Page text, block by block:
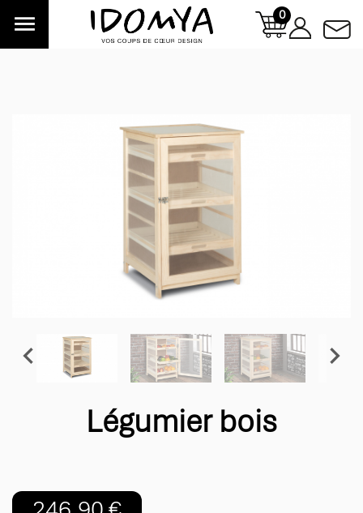
 0
 
Légumier bois